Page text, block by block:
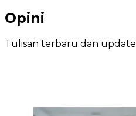
Opini
Tulisan terbaru dan update